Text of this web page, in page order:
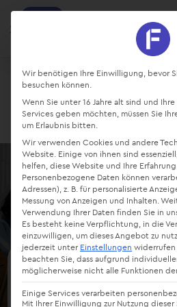
Projekte und Aufgaben
Kostenlos - Bei Google Play
factro im Team
so geht’s!
Wir benötigen Ihre Einwilligung, bevor
besuchen können.
Wenn Sie unter 16 Jahre alt sind und
Services geben möchten, müssen Sie
um Erlaubnis bitten.
Wir verwenden Cookies und andere
Website. Einige von ihnen sind
helfen, diese Website und Ihre
Personenbezogene Daten können
Adressen), z. B. für personalisierte
Messung von Anzeigen und Inhalten.
Verwendung Ihrer Daten finden Sie in
Es besteht keine Verpflichtung, in die
einzuwilligen, um dieses Angebot zu
jederzeit unter Einstellungen widerrufen
beachten Sie, dass aufgrund
möglicherweise nicht alle Funktionen
Einige Services verarbeiten
Mit Ihrer Einwilligung zur Nutzung